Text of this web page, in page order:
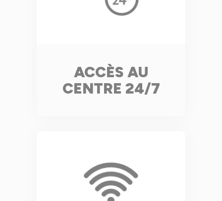
ACCÈS AU
CENTRE 24/7